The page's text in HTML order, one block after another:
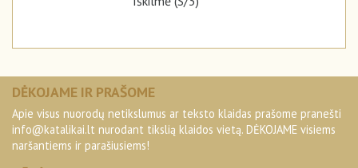
DĖKOJAME IR PRAŠOME
Apie visus nuorodų netikslumus ar teksto klaidas prašome pranešti
info@katalikai.lt nurodant tikslią klaidos vietą. DĖKOJAME visiems
naršantiems ir parašiusiems!